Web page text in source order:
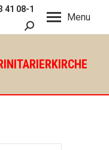
Menu
41 08-1
Search: